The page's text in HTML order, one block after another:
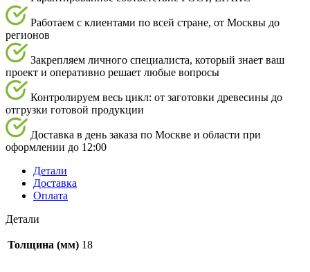
Работаем с клиентами по всей стране, от Москвы до
регионов
Закрепляем личного специалиста, который знает ваш
проект и оперативно решает любые вопросы
Контролируем весь цикл: от заготовки древесины до
отгрузки готовой продукции
Доставка в день заказа по Москве и области при
оформлении до 12:00
Детали
Доставка
Оплата
Детали
Толщина (мм) 18